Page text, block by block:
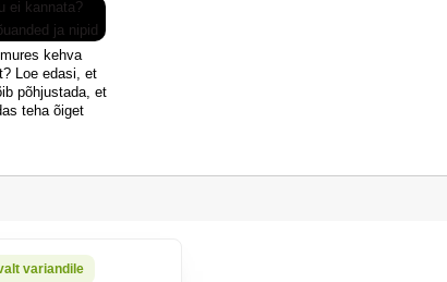
kehva
Loe edasi, et
põhjustada, et
teha õiget
variandile